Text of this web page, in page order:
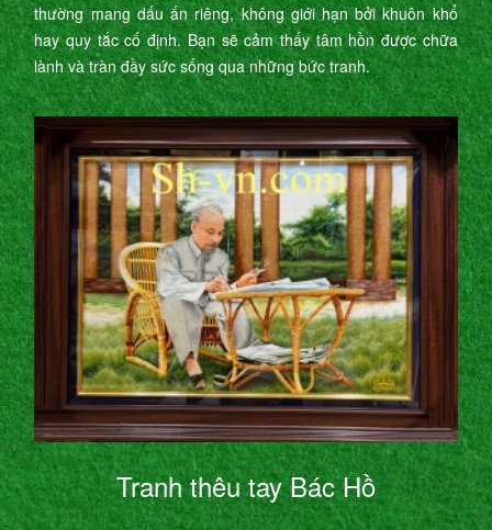
thường mang dấu ấn riêng, không giới hạn bởi khuôn khổ
hay quy tắc cố định. Bạn sẽ cảm thấy tâm hồn được chữa
lành và tràn đầy sức sống qua những bức tranh.
Tranh thêu tay Bác Hồ